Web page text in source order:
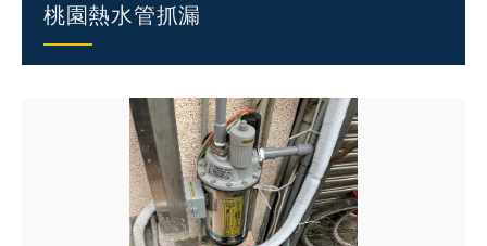
桃園熱水管抓漏